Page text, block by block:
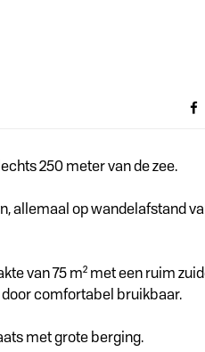
250 meter van de zee.
allemaal op wandelafstand
van 75 m² met een ruim
door comfortabel bruikbaar.
met grote berging.